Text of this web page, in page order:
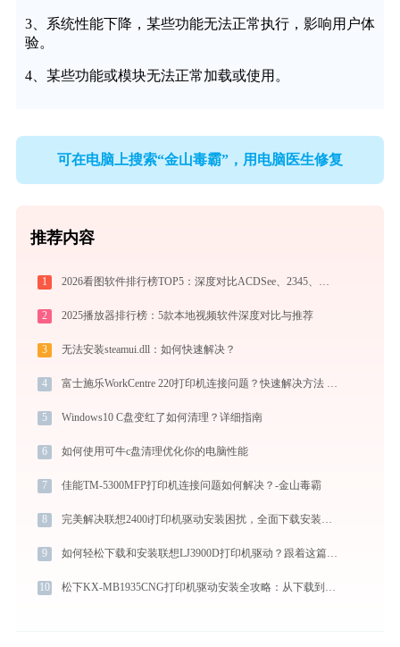
3、系统性能下降，某些功能无法正常执行，影响用户体
验。
4、某些功能或模块无法正常加载或使用。
可在电脑上搜索“金山毒霸”，用电脑医生修复
推荐内容
1 2026看图软件排行榜TOP5：深度对比ACDSee、2345、光影、Honeyview、FastStone
2 2025播放器排行榜：5款本地视频软件深度对比与推荐
3 无法安装steamui.dll：如何快速解决？
4 富士施乐WorkCentre 220打印机连接问题？快速解决方法 -金山毒霸
5 Windows10 C盘变红了如何清理？详细指南
6 如何使用可牛c盘清理优化你的电脑性能
7 佳能TM-5300MFP打印机连接问题如何解决？-金山毒霸
8 完美解决联想2400i打印机驱动安装困扰，全面下载安装教程
9 如何轻松下载和安装联想LJ3900D打印机驱动？跟着这篇指南走
10 松下KX-MB1935CNG打印机驱动安装全攻略：从下载到安装完全教程